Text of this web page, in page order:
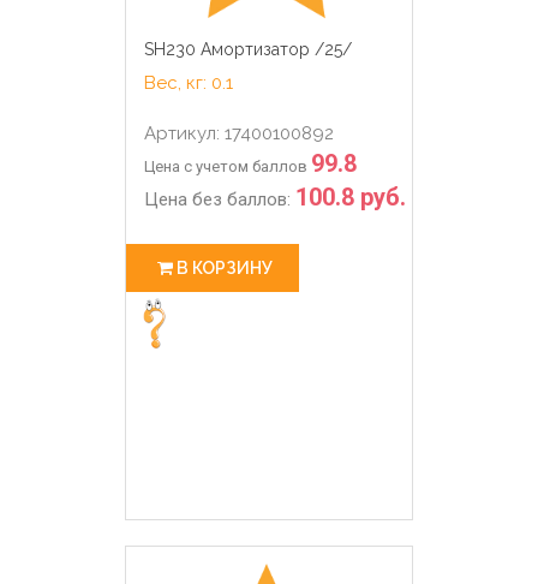
SH230 Амортизатор /25/
Вес, кг: 0.1
Артикул: 17400100892
Цена с учетом баллов 99.8
Цена без баллов: 100.8 руб.
В КОРЗИНУ